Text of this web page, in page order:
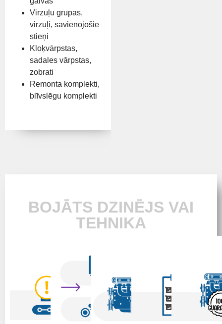
Virzuļu grupas,
virzuļi, savienojošie
stieņi
Kloķvārpstas,
sadales vārpstas,
zobrati
Remonta komplekti,
blīvslēgu komplekti
BOJĀTS DZINĒJS VAI
TEHNIKA